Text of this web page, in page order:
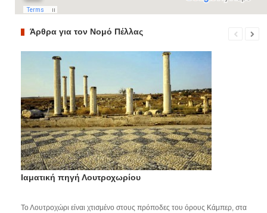
Άρθρα για τον Νομό Πέλλας
Ιαματική πηγή Λουτροχωρίου
Το Λουτροχώρι είναι χτισμένο στους πρόποδες του όρους Κάμπερ, στα